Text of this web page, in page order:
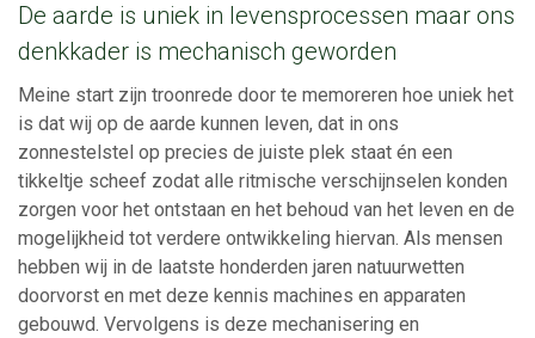
De aarde is uniek in levensprocessen maar ons
denkkader is mechanisch geworden
Meine start zijn troonrede door te memoreren hoe uniek het
is dat wij op de aarde kunnen leven, dat in ons
zonnestelstel op precies de juiste plek staat én een
tikkeltje scheef zodat alle ritmische verschijnselen konden
zorgen voor het ontstaan en het behoud van het leven en de
mogelijkheid tot verdere ontwikkeling hiervan. Als mensen
hebben wij in de laatste honderden jaren natuurwetten
doorvorst en met deze kennis machines en apparaten
gebouwd. Vervolgens is deze mechanisering en